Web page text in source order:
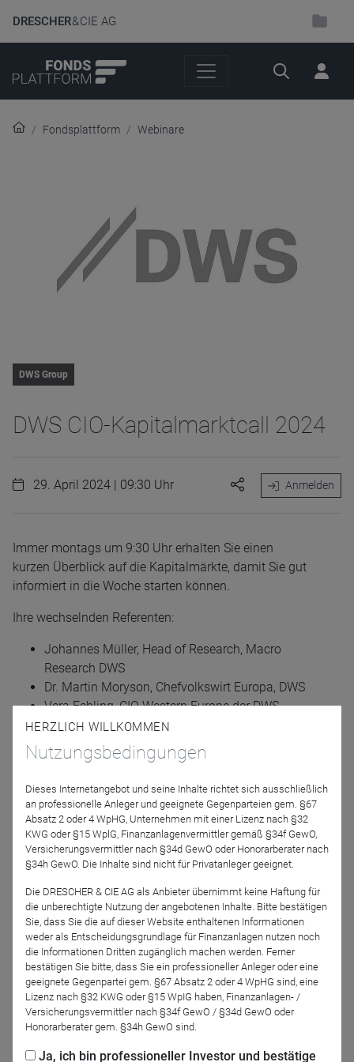
DRESCHER& CIE AG
Suche
Fondsplattform Webinare
DWS Group
DWS CIO-Kapitalmarktcall 2024
29. April 2024 | 09:30 Uhr Anmelden
Immer montags um 9:30 Uhr erhalten Sie einen
kurzen Überblick auf die Kapitalmärkte, damit Sie gut
informiert in die Woche starten können.
Ihre wechselnden Referenten:
Johannes Müller, Head of Research, Macro
Research DWS
Dr. Martin Moryson, Chefvolkswirt Europa, DWS
Vera Fehling, CIO Western Europe der DWS
Moderation: Tom Hecky
Zoom-Webinar, mit Folienanzeige
https://dws.zoom.us/j/98884024967?
pwd=S0I3bks4bk55OGRwUXo2ckMybktGdz09klicken +
Kenncode 303000
Telefoneinwahl 069-50 500 951 + Sitzungs-ID 9888 4024
967# + Teilnehmer-ID # + Sitzungs-Passwort 303000#;
(iPhone-freundlich
+496950500951,,98884024967#,,,,*303000# )
Das DWS-Team freut sich über Ihre Teilnahme.
HERZLICH WILLKOMMEN
Nutzungsbedingungen
Dieses Internetangebot und seine Inhalte richtet sich ausschließlich
an professionelle Anleger und geeignete Gegenparteien gem. §67
Absatz 2 oder 4 WpHG, Unternehmen mit einer Lizenz nach §32
KWG oder §15 WplG, Finanzanlagenvermittler gemäß §34f GewO,
Versicherungsvermittler nach §34d GewO oder Honorarberater nach
§34h GewO. Die Inhalte sind nicht für Privatanleger geeignet.
Die DRESCHER & CIE AG als Anbieter übernimmt keine Haftung für
die unberechtigte Nutzung der angebotenen Inhalte. Bitte bestätigen
Sie, dass Sie die auf dieser Website enthaltenen Informationen
weder als Entscheidungsgrundlage für Finanzanlagen nutzen noch
die Informationen Dritten zugänglich machen werden. Ferner
bestätigen Sie bitte, dass Sie ein professioneller Anleger oder eine
geeignete Gegenpartei gem. §67 Absatz 2 oder 4 WpHG sind, eine
Lizenz nach §32 KWG oder §15 WpIG haben, Finanzanlagen- /
Versicherungsvermittler nach §34f GewO / §34d GewO oder
Honorarberater gem. §34h GewO sind.
Ja, ich bin professioneller Investor und bestätige